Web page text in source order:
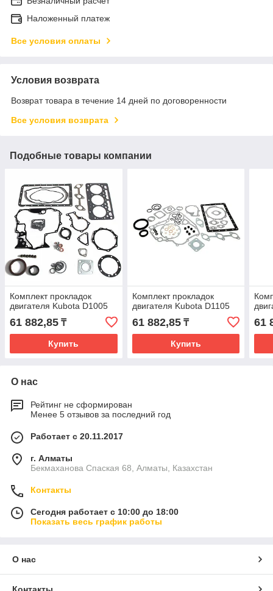
Наложенный платеж
Все условия оплаты
Условия возврата
Возврат товара в течение 14 дней по договоренности
Все условия возврата
Подобные товары компании
Комплект прокладок
двигателя Kubota D1005
61 882,85 ₸
Купить
Комплект прокладок
двигателя Kubota D1105
61 882,85₸
Купить
61
О нас
Рейтинг не сформирован
Менее 5 отзывов за последний год
Работает с 20.11.2017
г. Алматы
Бекмаханова Спаская 68, Алматы, Казахстан
Контакты
Сегодня работает с 10:00 до 18:00
Показать весь график работы
О нас